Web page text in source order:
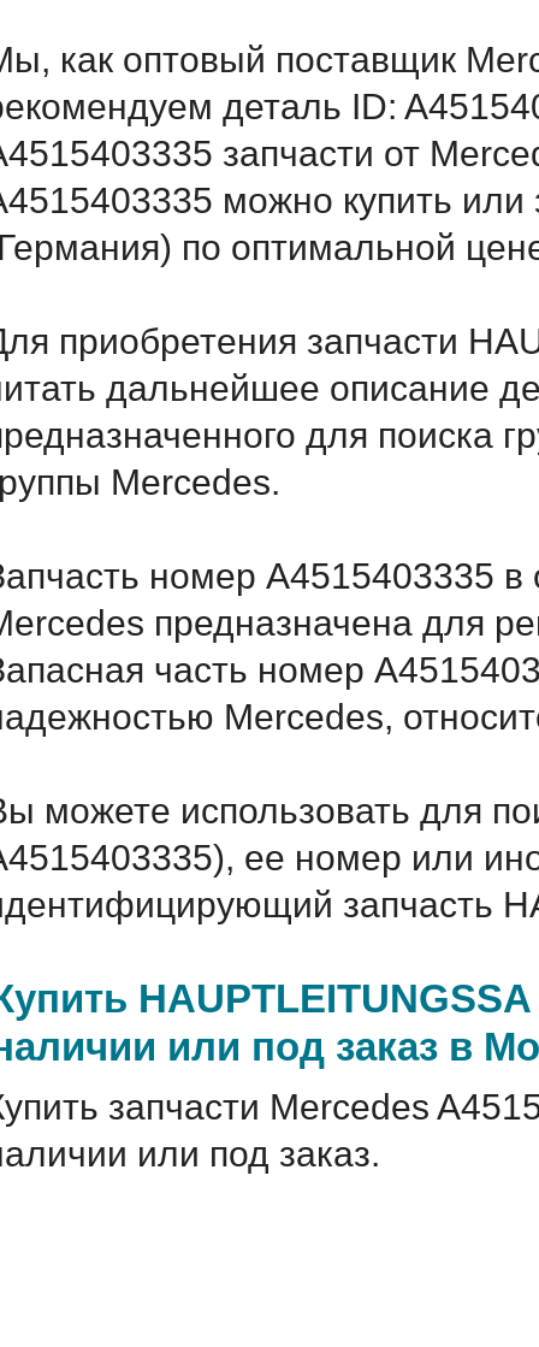
как оптовый поставщик
деталь ID:
запчасти от
можно купить или
по оптимальной
приобретения запчасти
дальнейшее описание
для поиска
Mercedes.
номер A4515403335 в
предназначена для
часть номер
Mercedes,
можете использовать для
ее номер или
запчасть
или под заказ в
запчасти Mercedes
или под заказ.